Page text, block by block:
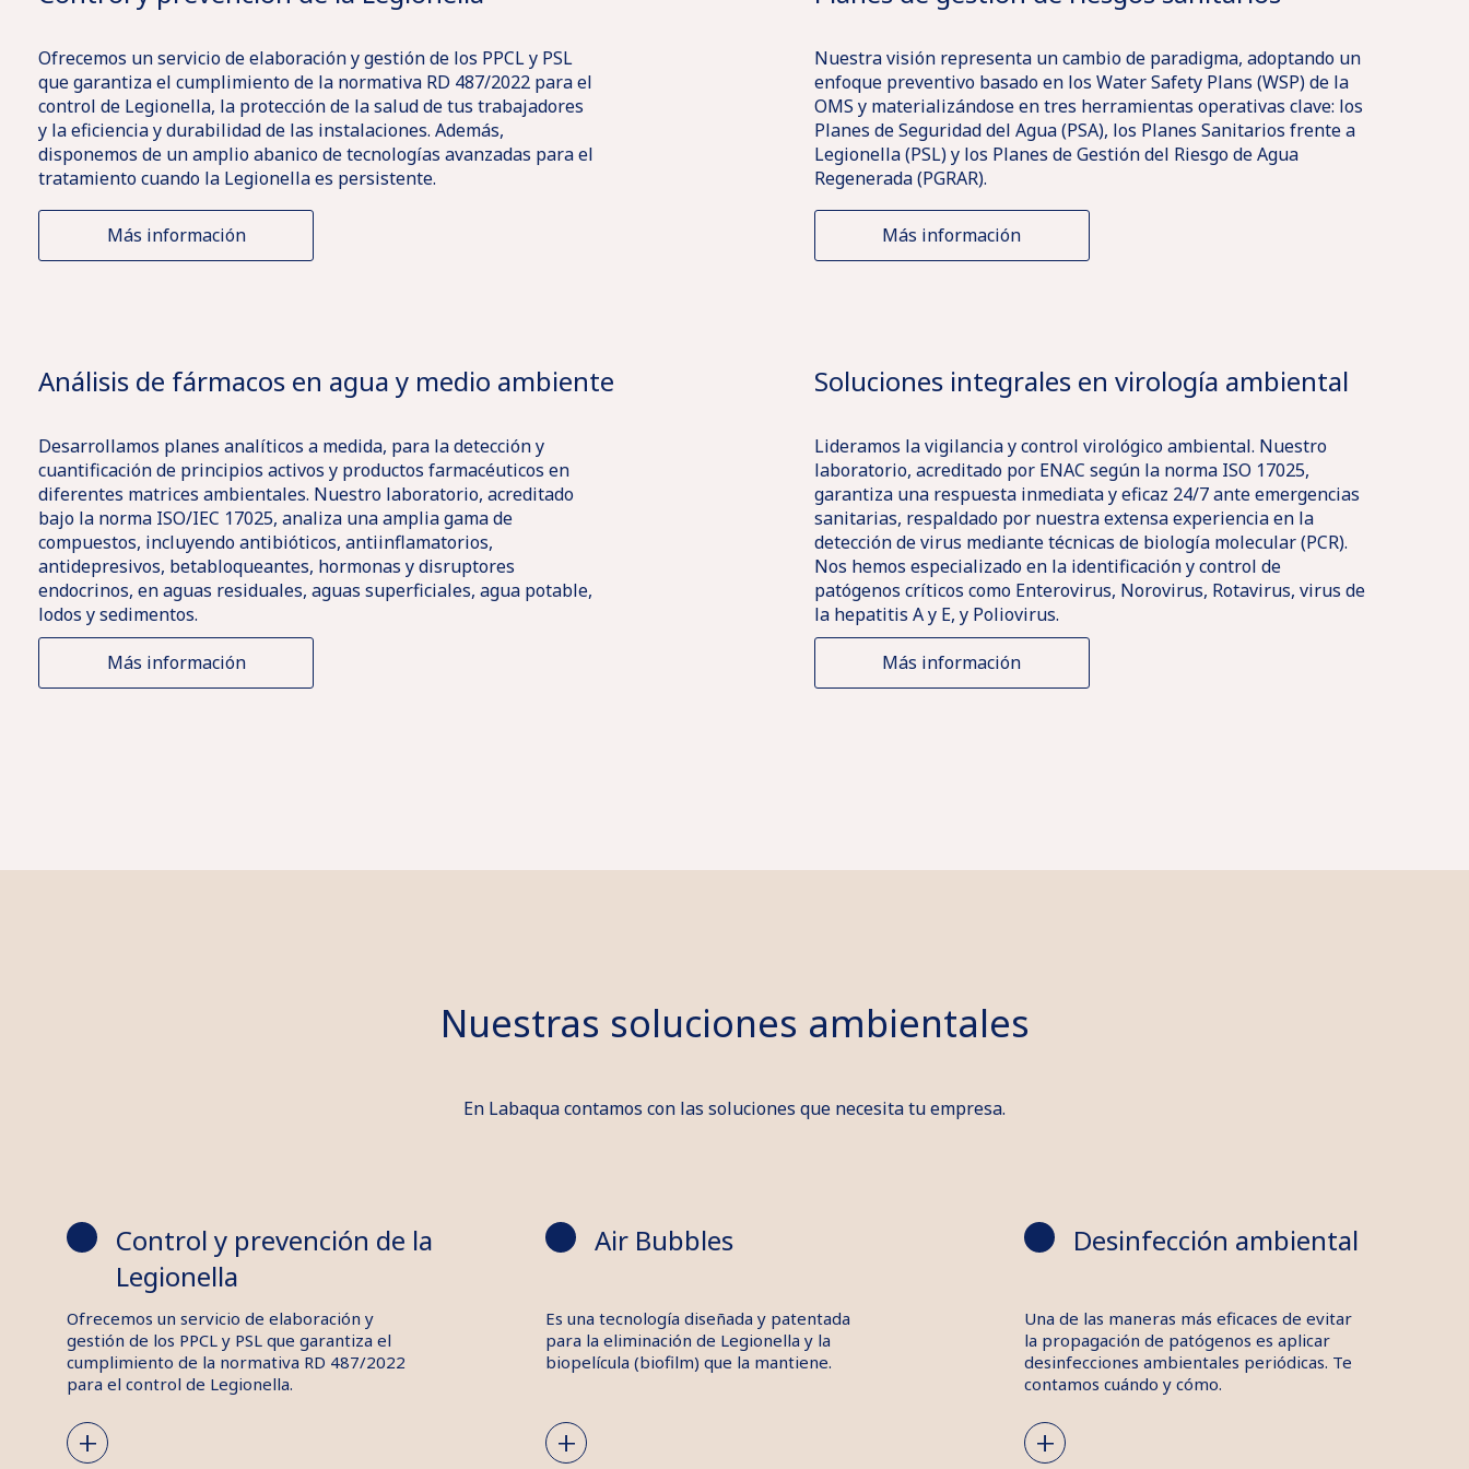
Labaqua
Contacto
Solicitar
Presupuesto
suelos
Health
Pharma
y
Cosmética
Higiene
Industrial
Innova
nosotros
Campus
Oliver
Ubicaciones
Acreditaciones
Homologaciones
Certificaciones
Ofrecemos un servicio de elaboración y gestión de los PPCL y PSL
que garantiza el cumplimiento de la normativa RD 487/2022 para el
control de Legionella, la protección de la salud de tus trabajadores
y la eficiencia y durabilidad de las instalaciones. Además,
disponemos de un amplio abanico de tecnologías avanzadas para el
tratamiento cuando la Legionella es persistente.
Más información
Nuestra visión representa un cambio de paradigma, adoptando un
enfoque preventivo basado en los Water Safety Plans (WSP) de la
OMS y materializándose en tres herramientas operativas clave: los
Planes de Seguridad del Agua (PSA), los Planes Sanitarios frente a
Legionella (PSL) y los Planes de Gestión del Riesgo de Agua
Regenerada (PGRAR).
Más información
Análisis de fármacos en agua y medio ambiente
Desarrollamos planes analíticos a medida, para la detección y
cuantificación de principios activos y productos farmacéuticos en
diferentes matrices ambientales. Nuestro laboratorio, acreditado
bajo la norma ISO/IEC 17025, analiza una amplia gama de
compuestos, incluyendo antibióticos, antiinflamatorios,
antidepresivos, betabloqueantes, hormonas y disruptores
endocrinos, en aguas residuales, aguas superficiales, agua potable,
lodos y sedimentos.
Más información
Soluciones integrales en virología ambiental
Lideramos la vigilancia y control virológico ambiental. Nuestro
laboratorio, acreditado por ENAC según la norma ISO 17025,
garantiza una respuesta inmediata y eficaz 24/7 ante emergencias
sanitarias, respaldado por nuestra extensa experiencia en la
detección de virus mediante técnicas de biología molecular (PCR).
Nos hemos especializado en la identificación y control de
patógenos críticos como Enterovirus, Norovirus, Rotavirus, virus de
la hepatitis A y E, y Poliovirus.
Más información
Nuestras soluciones ambientales
En Labaqua contamos con las soluciones que necesita tu empresa.
Control y prevención de la
Legionella
Ofrecemos un servicio de elaboración y
gestión de los PPCL y PSL que garantiza el
cumplimiento de la normativa RD 487/2022
para el control de Legionella.
+
Air Bubbles
Es una tecnología diseñada y patentada
para la eliminación de Legionella y la
biopelícula (biofilm) que la mantiene.
+
Desinfección ambiental
Una de las maneras más eficaces de evitar
la propagación de patógenos es aplicar
desinfecciones ambientales periódicas. Te
contamos cuándo y cómo.
+